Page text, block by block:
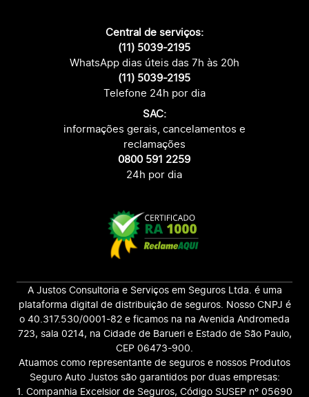
Central de serviços:
(11) 5039-2195
WhatsApp dias úteis das 7h às 20h
(11) 5039-2195
Telefone 24h por dia
SAC:
informações gerais, cancelamentos e
reclamações
0800 591 2259
24h por dia
A Justos Consultoria e Serviços em Seguros Ltda. é uma
plataforma digital de distribuição de seguros. Nosso CNPJ é
o 40.317.530/0001-82 e ficamos na na Avenida Andromeda
723, sala 0214, na Cidade de Barueri e Estado de São Paulo,
CEP 06473-900.
Atuamos como representante de seguros e nossos Produtos
Seguro Auto Justos são garantidos por duas empresas:
1. Companhia Excelsior de Seguros, Código SUSEP nº 05690